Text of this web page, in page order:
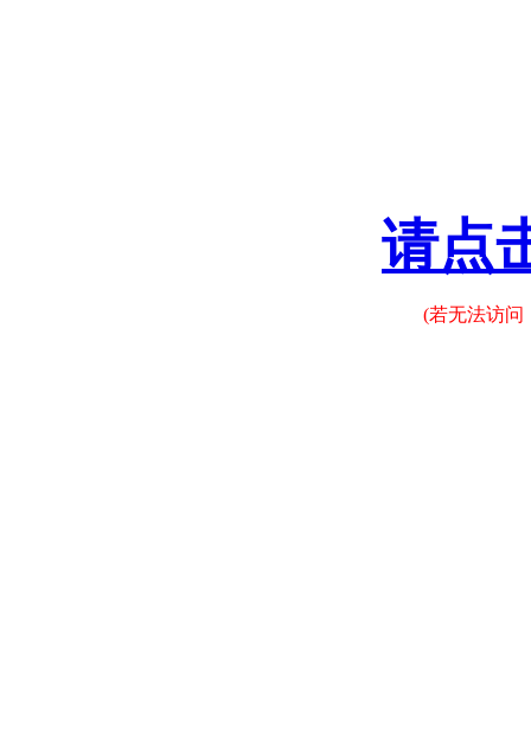
请点
(若无法访问